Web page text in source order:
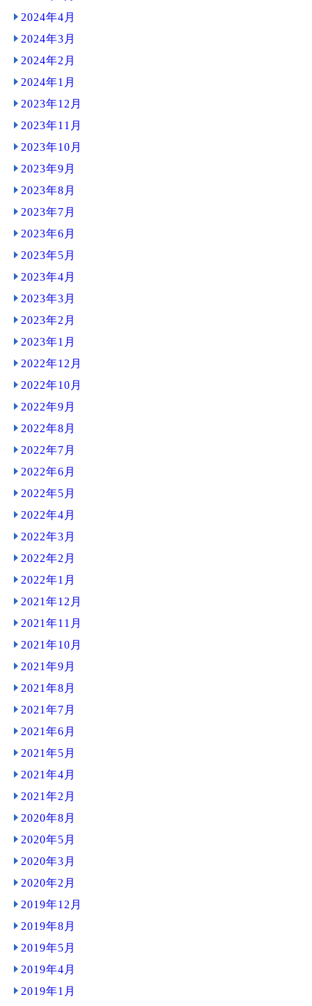
2024年4月
2024年3月
2024年2月
2024年1月
2023年12月
2023年11月
2023年10月
2023年9月
2023年8月
2023年7月
2023年6月
2023年5月
2023年4月
2023年3月
2023年2月
2023年1月
2022年12月
2022年10月
2022年9月
2022年8月
2022年7月
2022年6月
2022年5月
2022年4月
2022年3月
2022年2月
2022年1月
2021年12月
2021年11月
2021年10月
2021年9月
2021年8月
2021年7月
2021年6月
2021年5月
2021年4月
2021年2月
2020年8月
2020年5月
2020年3月
2020年2月
2019年12月
2019年8月
2019年5月
2019年4月
2019年1月